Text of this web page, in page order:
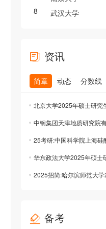
8
武汉大学
资讯
简章 动态 分数线
北京大学2025年硕士研究
华东政法大学2025年硕士
备考